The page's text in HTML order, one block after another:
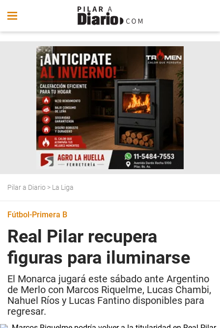
Pilar a Diario > La Liga
Fútbol-Primera B
Real Pilar recupera
figuras para iluminarse
El Monarca jugará este sábado ante Argentino
de Merlo con Marcos Riquelme, Lucas Chambi,
Nahuel Ríos y Lucas Fantino disponibles para
regresar.